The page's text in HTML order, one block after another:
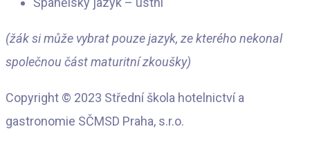
(žák si může vybrat pouze jazyk, ze kterého nekonal
společnou část maturitní zkoušky)
Copyright © 2023 Střední škola hotelnictví a
gastronomie SČMSD Praha, s.r.o.